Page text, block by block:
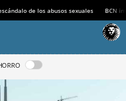
de los abusos sexuales BCN